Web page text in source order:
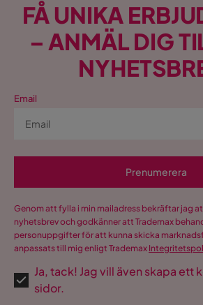
FÅ UNIKA
– ANMÄL DIG
Email
Prenumerera
Genom att fylla i min mailadress bekräftar jag
nyhetsbrev och godkänner att Trademax
personuppgifter för att kunna skicka
anpassats till mig enligt Trademax
Ja, tack! Jag vill även skapa ett
sidor.